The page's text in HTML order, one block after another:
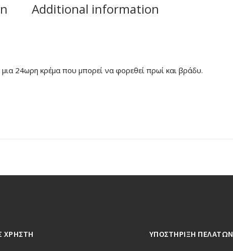
Additional information
24ωρη κρέμα που μπορεί να φορεθεί πρωί και βράδυ.
ΧΡΗΣΤΗ ΥΠΟΣΤΗΡΙΞΗ ΠΕΛΑΤΩΝ